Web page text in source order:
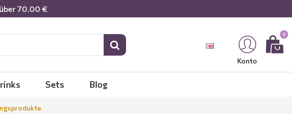
70.00 €
Konto
0
Sets Blog